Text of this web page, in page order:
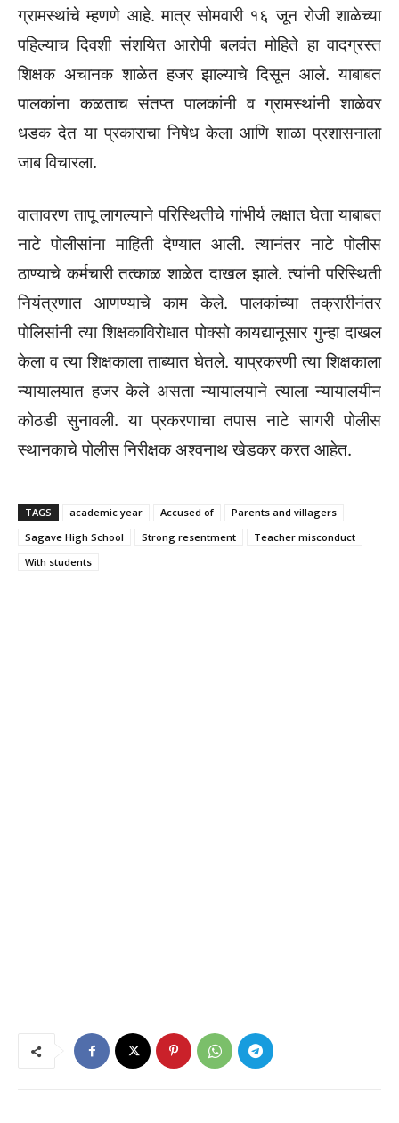
ग्रामस्थांचे म्हणणे आहे. मात्र सोमवारी १६ जून रोजी शाळेच्या
पहिल्याच दिवशी संशयित आरोपी बलवंत मोहिते हा वादग्रस्त
शिक्षक अचानक शाळेत हजर झाल्याचे दिसून आले. याबाबत
पालकांना कळताच संतप्त पालकांनी व ग्रामस्थांनी शाळेवर
धडक देत या प्रकाराचा निषेध केला आणि शाळा प्रशासनाला
जाब विचारला.
वातावरण तापू लागल्याने परिस्थितीचे गांभीर्य लक्षात घेता याबाबत
नाटे पोलीसांना माहिती देण्यात आली. त्यानंतर नाटे पोलीस
ठाण्याचे कर्मचारी तत्काळ शाळेत दाखल झाले. त्यांनी परिस्थिती
नियंत्रणात आणण्याचे काम केले. पालकांच्या तक्रारीनंतर
पोलिसांनी त्या शिक्षकाविरोधात पोक्सो कायद्यानूसार गुन्हा दाखल
केला व त्या शिक्षकाला ताब्यात घेतले. याप्रकरणी त्या शिक्षकाला
न्यायालयात हजर केले असता न्यायालयाने त्याला न्यायालयीन
कोठडी सुनावली. या प्रकरणाचा तपास नाटे सागरी पोलीस
स्थानकाचे पोलीस निरीक्षक अश्वनाथ खेडकर करत आहेत.
TAGS academic year Accused of
Parents and villagers
Sagave High School
Strong resentment
Teacher misconduct
With students